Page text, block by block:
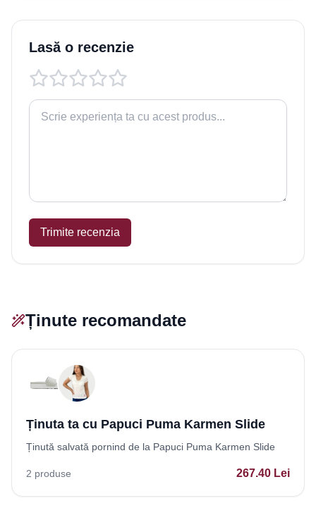
Lasă o recenzie
Trimite recenzia
Ținute recomandate
Ținuta ta cu Papuci Puma Karmen Slide
Ținută salvată pornind de la Papuci Puma Karmen Slide
2 produse 267.40 Lei